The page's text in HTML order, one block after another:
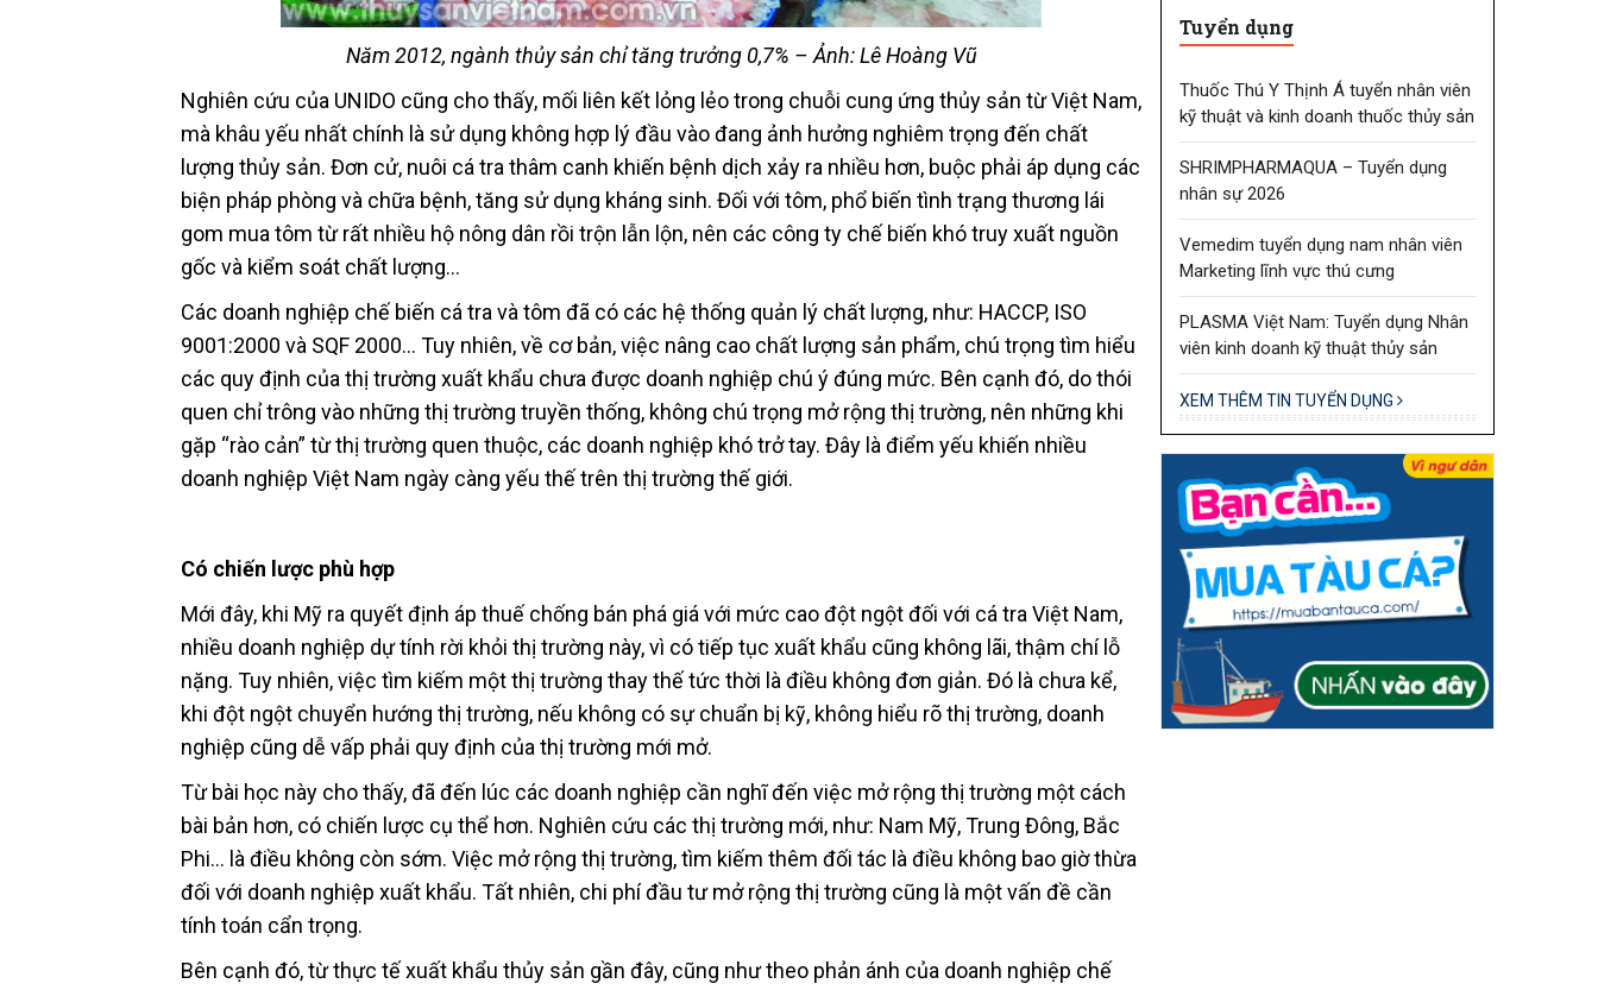
Năm 2012, ngành thủy sản chỉ tăng trưởng 0,7% – Ảnh: Lê Hoàng Vũ
Nghiên cứu của UNIDO cũng cho thấy, mối liên kết lỏng lẻo trong chuỗi cung ứng thủy sản từ Việt Nam,
mà khâu yếu nhất chính là sử dụng không hợp lý đầu vào đang ảnh hưởng nghiêm trọng đến chất
lượng thủy sản. Đơn cử, nuôi cá tra thâm canh khiến bệnh dịch xảy ra nhiều hơn, buộc phải áp dụng các
biện pháp phòng và chữa bệnh, tăng sử dụng kháng sinh. Đối với tôm, phổ biến tình trạng thương lái
gom mua tôm từ rất nhiều hộ nông dân rồi trộn lẫn lộn, nên các công ty chế biến khó truy xuất nguồn
gốc và kiểm soát chất lượng…
Các doanh nghiệp chế biến cá tra và tôm đã có các hệ thống quản lý chất lượng, như: HACCP, ISO
9001:2000 và SQF 2000… Tuy nhiên, về cơ bản, việc nâng cao chất lượng sản phẩm, chú trọng tìm hiểu
các quy định của thị trường xuất khẩu chưa được doanh nghiệp chú ý đúng mức. Bên cạnh đó, do thói
quen chỉ trông vào những thị trường truyền thống, không chú trọng mở rộng thị trường, nên những khi
gặp “rào cản” từ thị trường quen thuộc, các doanh nghiệp khó trở tay. Đây là điểm yếu khiến nhiều
doanh nghiệp Việt Nam ngày càng yếu thế trên thị trường thế giới.
Có chiến lược phù hợp
Mới đây, khi Mỹ ra quyết định áp thuế chống bán phá giá với mức cao đột ngột đối với cá tra Việt Nam,
nhiều doanh nghiệp dự tính rời khỏi thị trường này, vì có tiếp tục xuất khẩu cũng không lãi, thậm chí lỗ
nặng. Tuy nhiên, việc tìm kiếm một thị trường thay thế tức thời là điều không đơn giản. Đó là chưa kể,
khi đột ngột chuyển hướng thị trường, nếu không có sự chuẩn bị kỹ, không hiểu rõ thị trường, doanh
nghiệp cũng dễ vấp phải quy định của thị trường mới mở.
Từ bài học này cho thấy, đã đến lúc các doanh nghiệp cần nghĩ đến việc mở rộng thị trường một cách
bài bản hơn, có chiến lược cụ thể hơn. Nghiên cứu các thị trường mới, như: Nam Mỹ, Trung Đông, Bắc
Phi… là điều không còn sớm. Việc mở rộng thị trường, tìm kiếm thêm đối tác là điều không bao giờ thừa
đối với doanh nghiệp xuất khẩu. Tất nhiên, chi phí đầu tư mở rộng thị trường cũng là một vấn đề cần
tính toán cẩn trọng.
Bên cạnh đó, từ thực tế xuất khẩu thủy sản gần đây, cũng như theo phản ánh của doanh nghiệp chế
Tuyển dụng
Thuốc Thú Y Thịnh Á tuyển nhân viên
kỹ thuật và kinh doanh thuốc thủy sản
SHRIMPHARMAQUA – Tuyển dụng
nhân sự 2026
Vemedim tuyển dụng nam nhân viên
Marketing lĩnh vực thú cưng
PLASMA Việt Nam: Tuyển dụng Nhân
viên kinh doanh kỹ thuật thủy sản
XEM THÊM TIN TUYỂN DỤNG